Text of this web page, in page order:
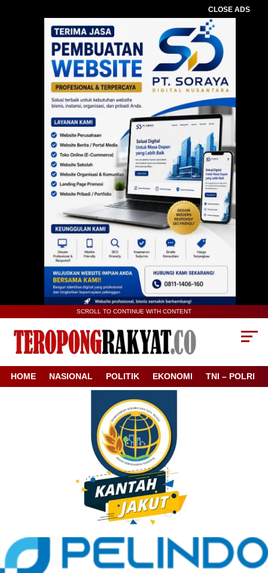
CLOSE ADS
SCROLL TO CONTINUE WITH CONTENT
HOME NASIONAL POLITIK EKONOMI TNI – POLRI